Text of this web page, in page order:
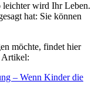
leichter wird Ihr Leben.
hat: Sie können
möchte, findet hier
Artikel:
– Wenn Kinder die